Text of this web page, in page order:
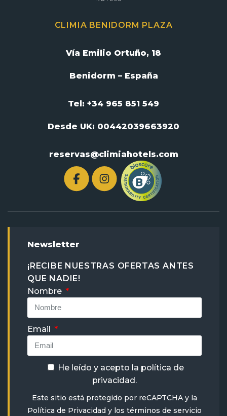
CLIMIA BENIDORM PLAZA
Vía Emilio Ortuño, 18
Benidorm – España
Tel: +34 965 851 549
Desde UK: 00442039663920
reservas@climiahotels.com
Newsletter
¡RECIBE NUESTRAS OFERTAS ANTES
QUE NADIE!
Nombre
Email
He leído y acepto la política de
privacidad.
Este sitio está protegido por reCAPTCHA y la
Política de Privacidad y los términos de servicio